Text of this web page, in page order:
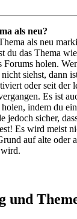
als neu?
als neu
du das Thema
Forums holen.
siehst, dann
oder seit der
Es ist
indem du
jedoch sicher,
Es wird meist
auf alte oder
und